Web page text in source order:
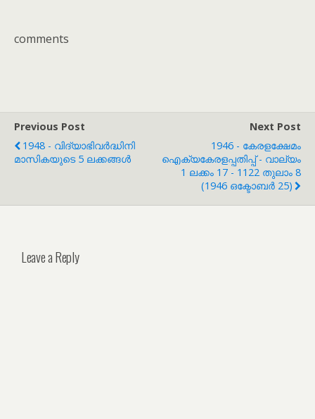
comments
Previous Post
1948 - വിദ്യാഭിവർദ്ധിനി
മാസികയുടെ 5 ലക്കങ്ങൾ
Next Post
1946 - കേരളക്ഷേമം
ഐക്യകേരളപ്പതിപ്പ് - വാല്യം
1 ലക്കം 17 - 1122 തുലാം 8
(1946 ഒക്ടോബർ 25)
Leave a Reply